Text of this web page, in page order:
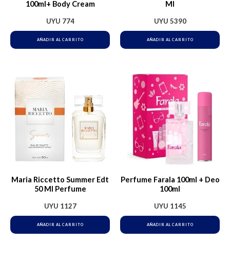
100ml+ Body Cream
UYU 774
AÑADIR AL CARRITO
Ml
UYU 5390
AÑADIR AL CARRITO
Maria Riccetto Summer Edt
50 Ml Perfume
UYU 1127
AÑADIR AL CARRITO
Perfume Farala 100ml + Deo
100ml
UYU 1145
AÑADIR AL CARRITO